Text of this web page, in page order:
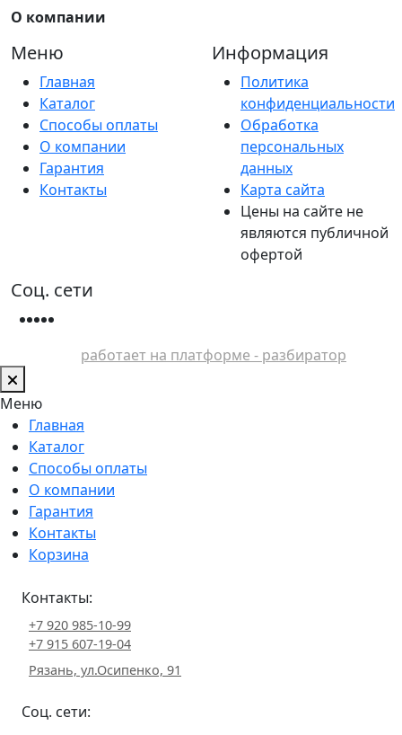
О компании
Меню
Главная
Каталог
Способы оплаты
О компании
Гарантия
Контакты
Информация
Политика
конфиденциальности
Обработка
персональных
данных
Карта сайта
Цены на сайте не
являются публичной
офертой
Соц. сети
работает на платформе - разбиратор
Меню
Главная
Каталог
Способы оплаты
О компании
Гарантия
Контакты
Корзина
Контакты:
+7 920 985-10-99
+7 915 607-19-04
Рязань, ул.Осипенко, 91
Соц. сети: